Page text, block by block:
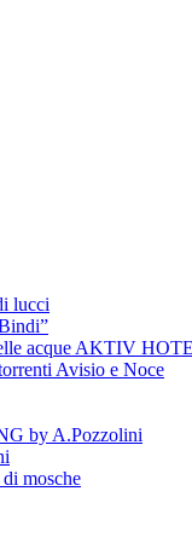
lucci
acque AKTIV
Avisio e Noce
by A.Pozzolini
mosche